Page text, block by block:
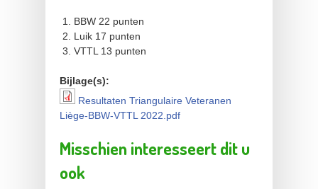
BBW 22 punten
Luik 17 punten
VTTL 13 punten
Bijlage(s):
Resultaten Triangulaire
Veteranen Liège-BBW-VTTL
2022.pdf
Resultaten Triangulaire Veteranen
Liège-BBW-VTTL 2022.pdf
Misschien interesseert dit u
ook